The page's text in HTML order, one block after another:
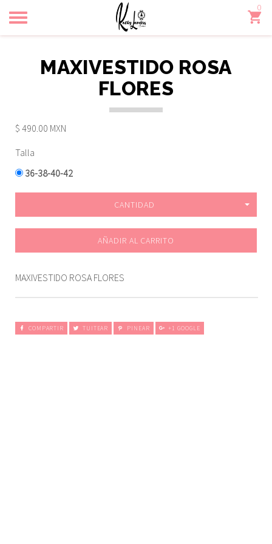
Toggle
navigation
0
MAXIVESTIDO ROSA
FLORES
$ 490.00 MXN
Talla
36-38-40-42
CANTIDAD
AÑADIR AL CARRITO
MAXIVESTIDO ROSA FLORES
COMPARTIR TUITEAR PINEAR +1 GOOGLE